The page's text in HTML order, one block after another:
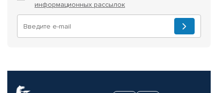
информационных рассылок